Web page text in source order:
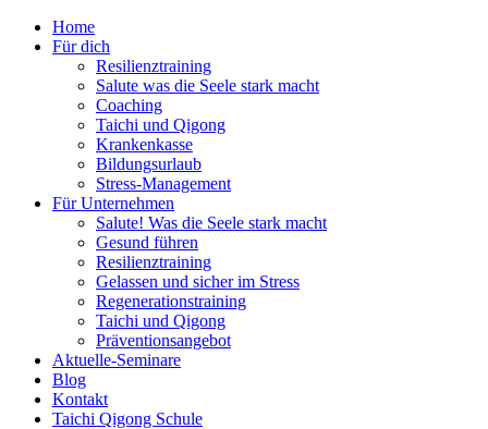
Home
Für dich
Resilienztraining
Salute was die Seele stark macht
Coaching
Taichi und Qigong
Krankenkasse
Bildungsurlaub
Stress-Management
Für Unternehmen
Salute! Was die Seele stark macht
Gesund führen
Resilienztraining
Gelassen und sicher im Stress
Regenerationstraining
Taichi und Qigong
Präventionsangebot
Aktuelle-Seminare
Blog
Kontakt
Taichi Qigong Schule